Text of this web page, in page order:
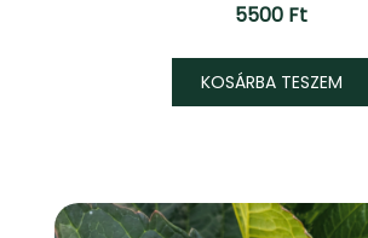
5500 Ft
KOSÁRBA TESZEM